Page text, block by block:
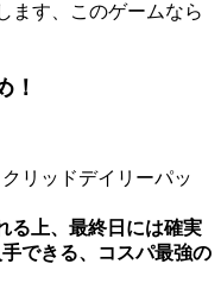
ます、このゲームなら
！
リッドデイリーパッ
る上、最終日には確実
できる、コスパ最強の